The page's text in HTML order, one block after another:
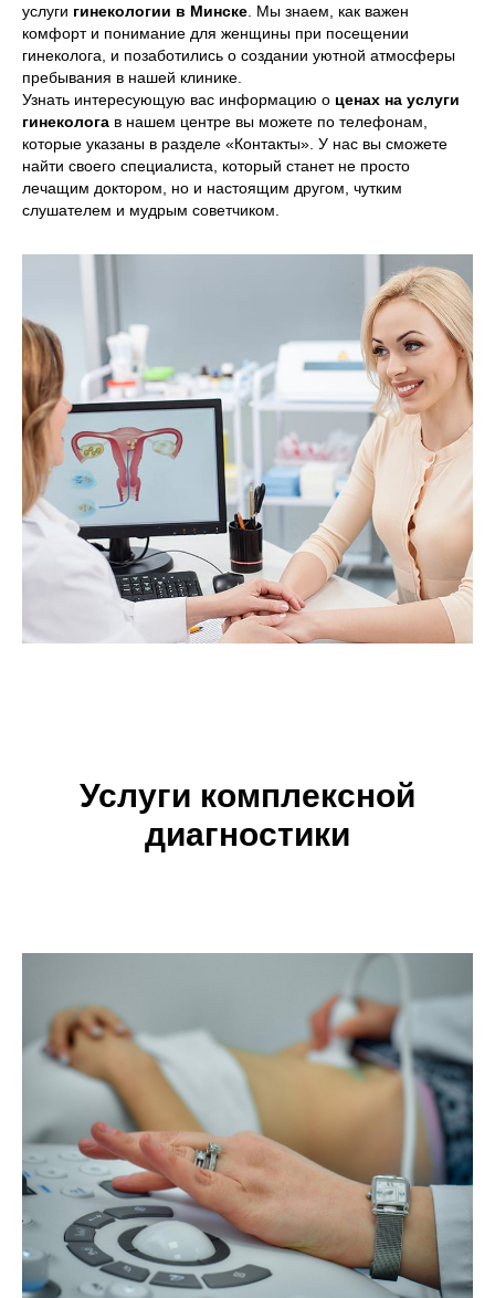
услуги гинекологии в Минске. Мы знаем, как важен
комфорт и понимание для женщины при посещении
гинеколога, и позаботились о создании уютной атмосферы
пребывания в нашей клинике.
Узнать интересующую вас информацию о ценах на услуги
гинеколога в нашем центре вы можете по телефонам,
которые указаны в разделе «Контакты». У нас вы сможете
найти своего специалиста, который станет не просто
лечащим доктором, но и настоящим другом, чутким
слушателем и мудрым советчиком.
Услуги комплексной
диагностики